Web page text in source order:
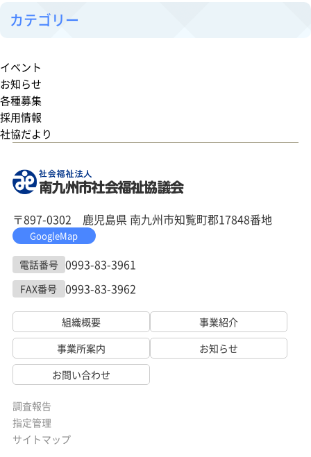
カテゴリー
イベント
お知らせ
各種募集
採用情報
社協だより
〒897-0302 鹿児島県 南九州市知覧町郡17848番地
GoogleMap
電話番号 0993-83-3961
FAX番号 0993-83-3962
組織概要
事業紹介
事業所案内
お知らせ
お問い合わせ
調査報告
指定管理
サイトマップ